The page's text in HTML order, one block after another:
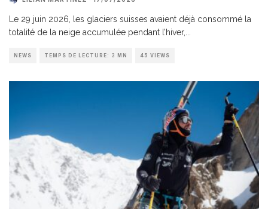
Le 29 juin 2026, les glaciers suisses avaient déjà consommé la
totalité de la neige accumulée pendant l’hiver,
NEWS TEMPS DE LECTURE: 3 MN 45 VIEWS